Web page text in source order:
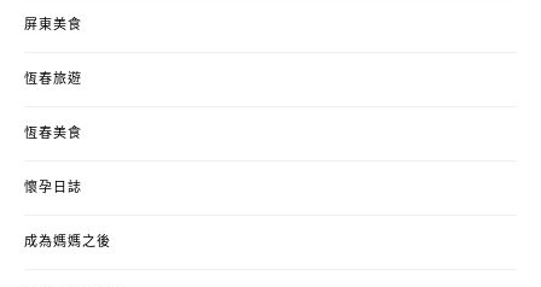
屏東美食
恆春旅遊
恆春美食
懷孕日誌
成為媽媽之後